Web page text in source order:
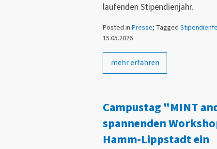
laufenden Stipendienjahr.
Posted in Presse; Tagged
15.05.2026
mehr erfahren
Campustag "MINT
spannenden
Hamm-Lippstadt ein